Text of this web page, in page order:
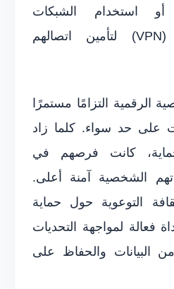
أو استخدام الشبكات
الافتراضية الخاصة (VPN) لتأمين اتصالهم
الرقمية التزامًا مستمرًا
على حد سواء. كلما زاد
كانت فرصهم في
الشخصية آمنة أعلى.
التوعوية حول حماية
فعالة لمواجهة التحديات
البيانات والحفاظ على